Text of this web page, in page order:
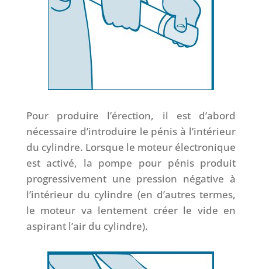
Pour produire l’érection, il est d’abord
nécessaire d’introduire le pénis à l’intérieur
du cylindre. Lorsque le moteur électronique
est activé, la pompe pour pénis produit
progressivement une pression négative à
l’intérieur du cylindre (en d’autres termes,
le moteur va lentement créer le vide en
aspirant l’air du cylindre).